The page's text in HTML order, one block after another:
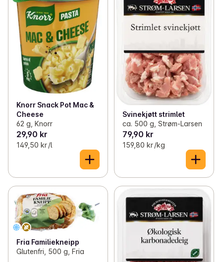
Knorr Snack Pot Mac &
Cheese
62 g, Knorr
29,90 kr
149,50 kr /l
Svinekjøtt strimlet
ca. 500 g, Strøm-Larsen
79,90 kr
159,80 kr /kg
Fria Familiekneipp
Glutenfri, 500 g, Fria